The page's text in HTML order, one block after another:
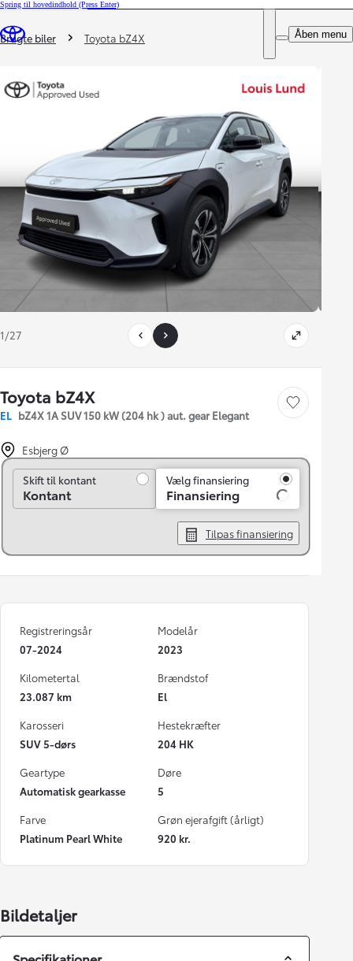
Spring til hovedindhold (Press Enter)
Book prøvetur
DEALER NAME
Åben menu
Du er her
Brugte biler Toyota bZ4X
1/27
Toyota bZ4X
EL bZ4X 1A SUV 150 kW (204 hk ) aut. gear Elegant
Gem bil
Esbjerg Ø
Skift til kontant
Skift til kontant
Kontant
Vælg finansiering
Finansiering
Tilpas finansiering
Registreringsår
07-2024
Modelår
2023
Kilometertal
23.087 km
Brændstof
El
Karosseri
SUV 5-dørs
Hestekræfter
204 HK
Geartype
Automatisk gearkasse
Døre
5
Farve
Platinum Pearl White
Grøn ejerafgift (årligt)
920 kr.
Bildetaljer